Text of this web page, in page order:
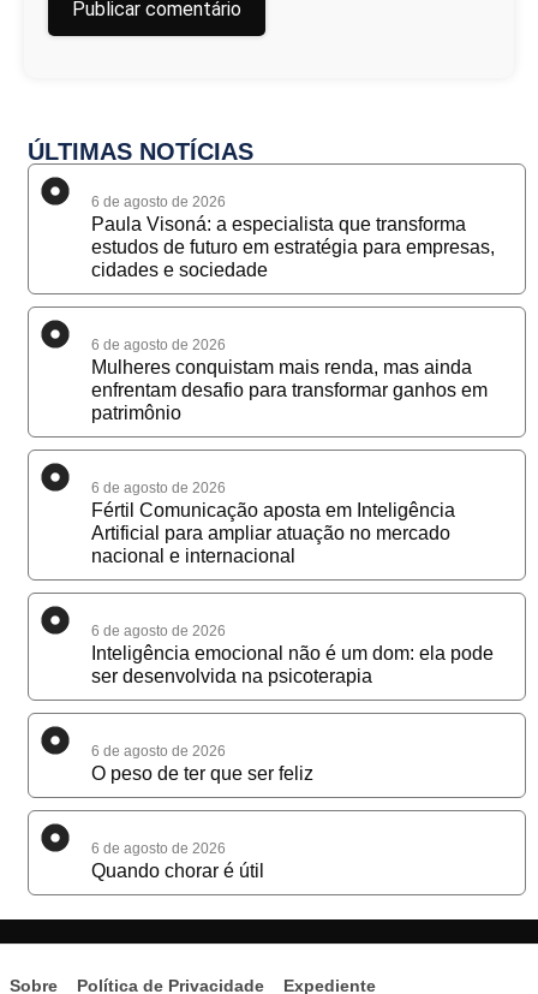
ÚLTIMAS NOTÍCIAS
6 de agosto de 2026
Paula Visoná: a especialista que transforma
estudos de futuro em estratégia para empresas,
cidades e sociedade
6 de agosto de 2026
Mulheres conquistam mais renda, mas ainda
enfrentam desafio para transformar ganhos em
patrimônio
6 de agosto de 2026
Fértil Comunicação aposta em Inteligência
Artificial para ampliar atuação no mercado
nacional e internacional
6 de agosto de 2026
Inteligência emocional não é um dom: ela pode
ser desenvolvida na psicoterapia
6 de agosto de 2026
O peso de ter que ser feliz
6 de agosto de 2026
Quando chorar é útil
Sobre Política de Privacidade Expediente